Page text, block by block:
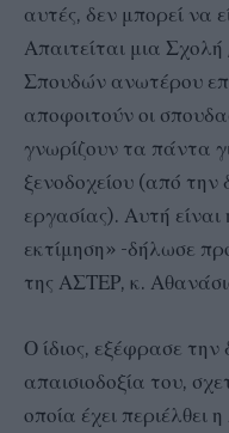
αυτές, δεν μπορεί να
Απαιτείται μια
Σπουδών ανωτέρου
αποφοιτούν οι
γνωρίζουν τα πάντα
ξενοδοχείου (από την
εργασίας). Αυτή
εκτίμηση» -δήλωσε
της ΑΣΤΕΡ, κ.
Ο ίδιος, εξέφρασε
απαισιοδοξία του,
οποία έχει